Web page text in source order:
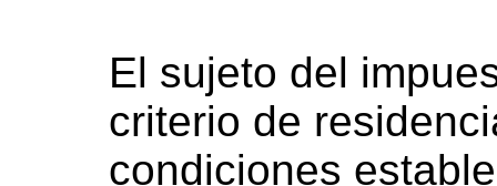
El sujeto del
criterio de
condiciones